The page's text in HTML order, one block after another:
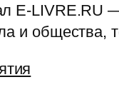
E-LIVRE.RU
и общества,